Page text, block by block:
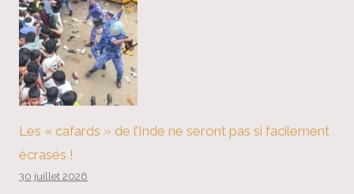
Les « cafards » de l’Inde ne seront pas si facilement
écrasés !
30 juillet 2026